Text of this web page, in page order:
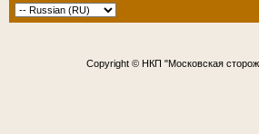
Copyright © НКП "Московская